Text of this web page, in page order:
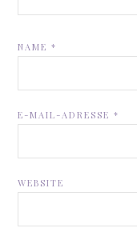
NAME*
E-MAIL-ADRESSE*
WEBSITE